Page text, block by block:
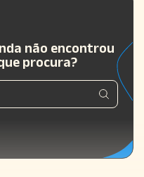
não encontrou
procura?